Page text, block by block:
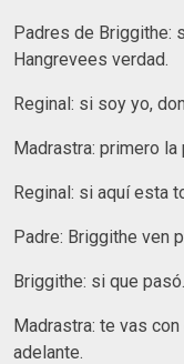
Padres de Briggithe:
Hangrevees verdad.
Reginal: si soy yo,
Madrastra: primero la
Reginal: si aquí esta
Padre: Briggithe ven
Briggithe: si que pasó.
Madrastra: te vas
adelante.